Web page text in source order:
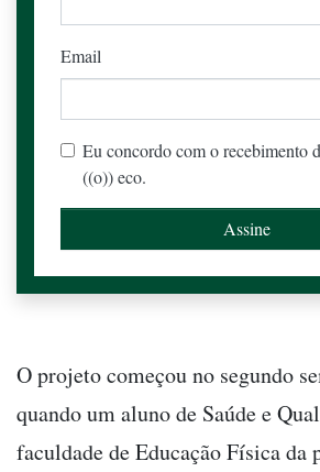
Email
Eu concordo com o recebimento
((o)) eco.
O projeto começou no segundo
quando um aluno de Saúde e
faculdade de Educação Física da